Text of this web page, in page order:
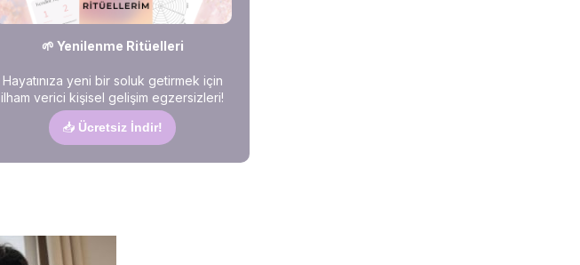
🌱 Yenilenme Ritüelleri
Hayatınıza yeni bir soluk getirmek için
ilham verici kişisel gelişim egzersizleri!
📥 Ücretsiz İndir!